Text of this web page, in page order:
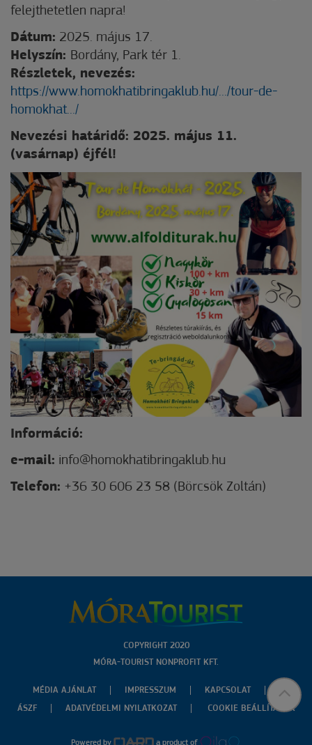
felejthetetlen napra!
Dátum: 2025. május 17.
Helyszín: Bordány, Park tér 1.
Részletek, nevezés:
https://www.homokhatibringaklub.hu/.../tour-de-
homokhat.../
Nevezési határidő: 2025. május 11.
(vasárnap) éjfél!
Információ:
e-mail: info@homokhatibringaklub.hu
Telefon: +36 30 606 23 58 (Börcsök Zoltán)
COPYRIGHT 2020
MÓRA-TOURIST NONPROFIT KFT.
MÉDIA AJÁNLAT IMPRESSZUM
KAPCSOLAT
ÁSZF
ADATVÉDELMI NYILATKOZAT COOKIE BEÁLLÍTÁSOK
Powered by a product of